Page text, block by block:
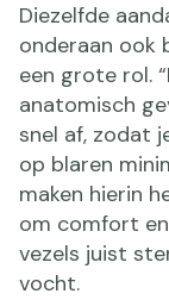
Diezelfde
onderaan ook
een grote rol.
anatomisch
snel af, zodat
op blaren
maken hierin
om comfort
vezels juist
vocht.